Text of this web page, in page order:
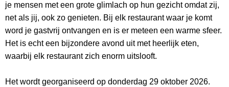
je mensen met een grote glimlach op hun gezicht omdat zij,
net als jij, ook zo genieten. Bij elk restaurant waar je komt
word je gastvrij ontvangen en is er meteen een warme sfeer.
Het is echt een bijzondere avond uit met heerlijk eten,
waarbij elk restaurant zich enorm uitslooft.
Het wordt georganiseerd op donderdag 29 oktober 2026.